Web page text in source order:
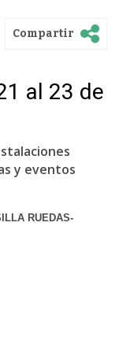
Compartir
al 23 de
y eventos
RUEDAS-